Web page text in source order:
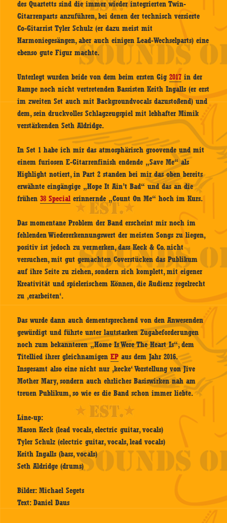
des Quartetts sind die immer wieder integrierten Twin-
Gitarrenparts anzuführen, bei denen der technisch versierte
Co-Gitarrist Tyler Schulz (er dazu meist mit
Harmoniegesängen, aber auch einigen Lead-Wechselparts) eine
ebenso gute Figur machte.
Unterlegt wurden beide von dem beim ersten Gig2017 in der
Rampe noch nicht vertretenden Bassisten Keith Ingalls (er erst
im zweiten Set auch mit Backgroundvocals dazustoßend) und
dem, sein druckvolles Schlagzeugspiel mit lebhafter Mimik
verstärkenden Seth Aldridge.
In Set 1 habe ich mir das atmosphärisch groovende und mit
einem furiosen E-Gitarrenfinish endende „Save Me“ als
Highlight notiert, in Part 2 standen bei mir das oben bereits
erwähnte eingängige „Hope It Ain’t Bad“ und das an die
frühen38 Special erinnernde „Count On Me“ hoch im Kurs.
Das momentane Problem der Band erscheint mir noch im
fehlenden Wiedererkennungswert der meisten Songs zu liegen,
positiv ist jedoch zu vermerken, dass Keck & Co. nicht
versuchen, mit gut gemachten Coverstücken das Publikum
auf ihre Seite zu ziehen, sondern sich komplett, mit eigener
Kreativität und spielerischem Können, die Audienz regelrecht
zu ‚erarbeiten‘.
Das wurde dann auch dementsprechend von den Anwesenden
gewürdigt und führte unter lautstarken Zugabeforderungen
noch zum bekannteren „Home Is Were The Heart Is“, dem
Titellied ihrer gleichnamigenEP aus dem Jahr 2016.
Insgesamt also eine nicht nur ‚kecke‘ Vorstellung von Jive
Mother Mary, sondern auch ehrliches Basiswirken nah am
treuen Publikum, so wie es die Band schon immer liebte.
Line-up:
Mason Keck (lead vocals, electric guitar, vocals)
Tyler Schulz (electric guitar, vocals, lead vocals)
Keith Ingalls (bass, vocals)
Seth Aldridge (drums)
Bilder: Michael Segets
Text: Daniel Daus